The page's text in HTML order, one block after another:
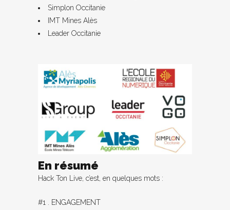
Simplon Occitanie
IMT Mines Alès
Leader Occitanie
En résumé
Hack Ton Live, c’est, en quelques mots :
#1 . ENGAGEMENT